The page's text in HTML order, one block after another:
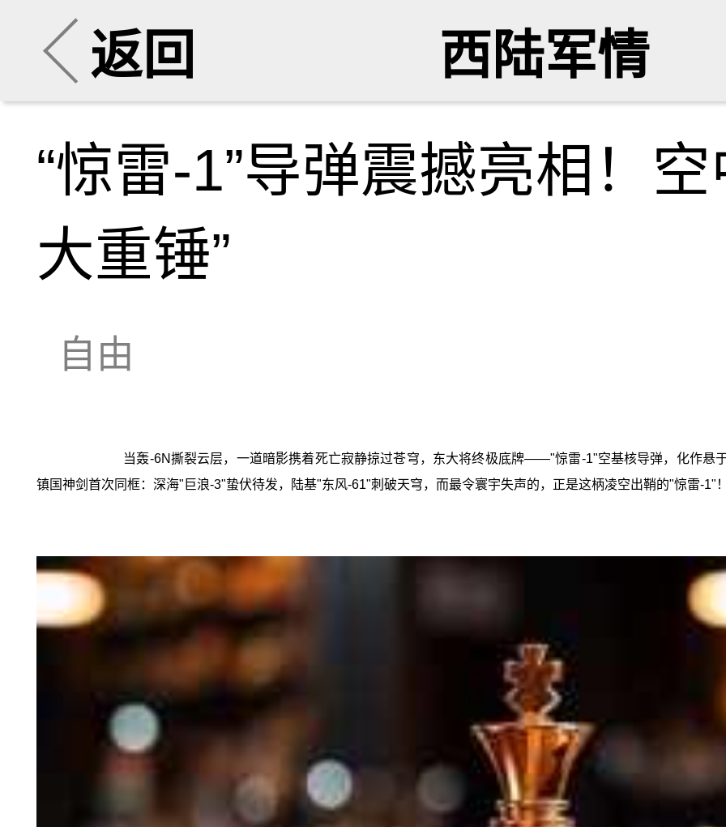
返回 西陆军情
“惊雷-1”导弹震撼亮相！
大重锤”
自由
当轰-6N撕裂云层，一道暗影携着死亡寂静掠过苍穹，东大将终极底牌——"惊雷-1"空基核导弹，化作悬
镇国神剑首次同框：深海"巨浪-3"蛰伏待发，陆基"东风-61"刺破天穹，而最令寰宇失声的，正是这柄凌空出鞘的"惊雷-1"